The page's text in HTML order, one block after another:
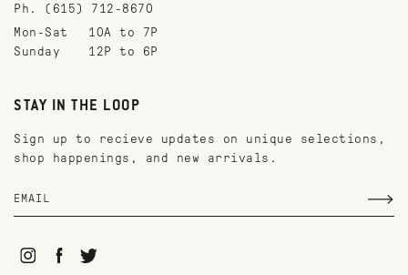
Ph. (615) 712-8670
Mon-Sat
10A to 7P
Sunday
12P to 6P
STAY IN THE LOOP
Sign up to recieve updates on unique selections,
shop happenings, and new arrivals.